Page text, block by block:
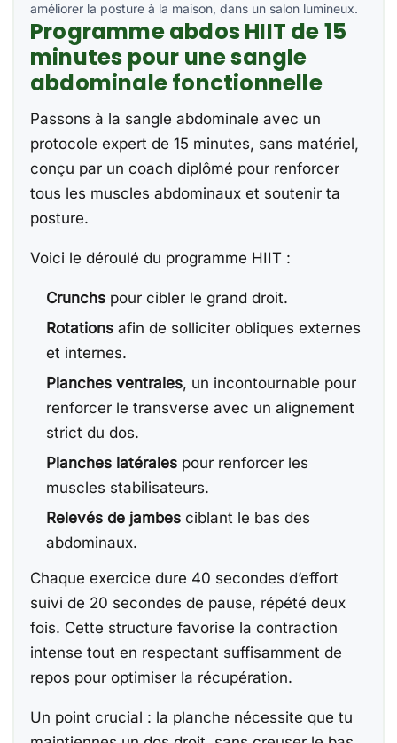
améliorer la posture à la maison, dans un salon lumineux.
Programme abdos HIIT de 15
minutes pour une sangle
abdominale fonctionnelle
Passons à la sangle abdominale avec un
protocole expert de 15 minutes, sans matériel,
conçu par un coach diplômé pour renforcer
tous les muscles abdominaux et soutenir ta
posture.
Voici le déroulé du programme HIIT :
Crunchs pour cibler le grand droit.
Rotations afin de solliciter obliques externes
et internes.
Planches ventrales, un incontournable pour
renforcer le transverse avec un alignement
strict du dos.
Planches latérales pour renforcer les
muscles stabilisateurs.
Relevés de jambes ciblant le bas des
abdominaux.
Chaque exercice dure 40 secondes d’effort
suivi de 20 secondes de pause, répété deux
fois. Cette structure favorise la contraction
intense tout en respectant suffisamment de
repos pour optimiser la récupération.
Un point crucial : la planche nécessite que tu